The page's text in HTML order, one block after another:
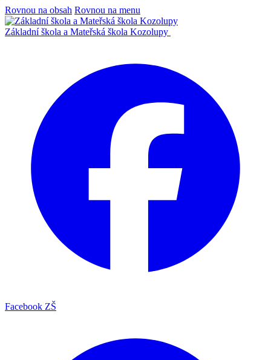
Rovnou na obsah Rovnou na menu
Základní škola a Mateřská škola Kozolupy
Facebook ZŠ